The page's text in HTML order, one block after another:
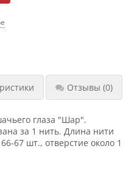
Отзывы (0)
глаза "Шар".
за 1 нить. Длина нити
67 шт., отверстие около 1